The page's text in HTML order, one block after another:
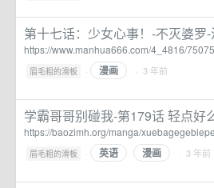
第十七话：少女心事！-不灭婆罗
https://www.manhua666.com/4_4816/
眉毛粗的滑板 · 漫画 · 3 年前
学霸哥哥别碰我-第179话 轻点好
https://baozimh.org/manga/
眉毛粗的滑板 · 英语 漫画 · 3 年前